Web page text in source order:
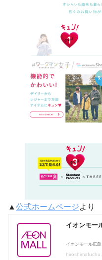
▲ 公式ホームページより